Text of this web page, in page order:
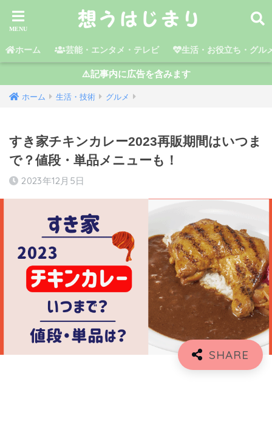
ホーム 芸能・エンタメ・テレビ 生活・お役立ち・グル
⚠️記事内に広告を含みます
ホーム 生活・技術 グルメ
すき家チキンカレー2023再販期間はいつま
で？値段・単品メニューも！
2023年12月5日